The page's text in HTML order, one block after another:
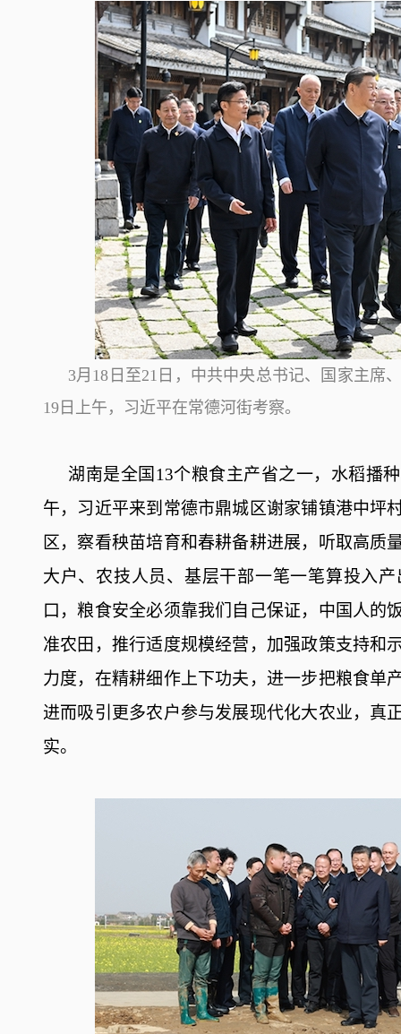
3月18日至21日，中共中央总书记、国家主席
19日上午，习近平在常德河街考察。
湖南是全国13个粮食主产省之一，水稻播
午，习近平来到常德市鼎城区谢家铺镇港中坪
区，察看秧苗培育和春耕备耕进展，听取高质
大户、农技人员、基层干部一笔一笔算投入
口，粮食安全必须靠我们自己保证，中国人的
准农田，推行适度规模经营，加强政策支持和
力度，在精耕细作上下功夫，进一步把粮食单
进而吸引更多农户参与发展现代化大农业，真
实。